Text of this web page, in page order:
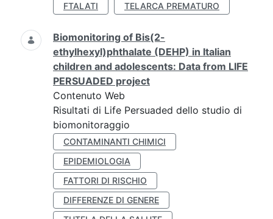
FTALATI
TELARCA PREMATURO
Biomonitoring of Bis(2-
ethylhexyl)phthalate (DEHP) in Italian
children and adolescents: Data from LIFE
PERSUADED project
Contenuto Web
Risultati di Life Persuaded dello studio di
biomonitoraggio
CONTAMINANTI CHIMICI
EPIDEMIOLOGIA
FATTORI DI RISCHIO
DIFFERENZE DI GENERE